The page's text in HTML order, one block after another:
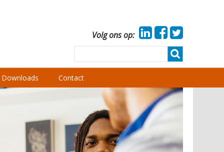
Volg ons op:
Downloads Contact